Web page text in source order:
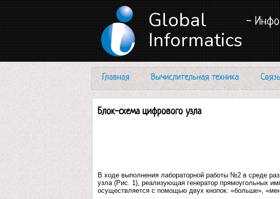
Global
Informatics
-
Главная Вычислительная техника
Блок-схема цифрового узла
В ходе выполнения лабораторной работы №2 в среде
узла (Рис. 1), реализующая генератор прямоугольных
осуществляется с помощью двух кнопок: «больше»,